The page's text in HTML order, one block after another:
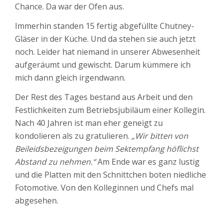
Chance. Da war der Ofen aus.
Immerhin standen 15 fertig abgefüllte Chutney-
Gläser in der Küche. Und da stehen sie auch jetzt
noch. Leider hat niemand in unserer Abwesenheit
aufgeräumt und gewischt. Darum kümmere ich
mich dann gleich irgendwann.
Der Rest des Tages bestand aus Arbeit und den
Festlichkeiten zum Betriebsjubiläum einer Kollegin.
Nach 40 Jahren ist man eher geneigt zu
kondolieren als zu gratulieren. „Wir bitten von
Beileidsbezeigungen beim Sektempfang höflichst
Abstand zu nehmen.“Am Ende war es ganz lustig
und die Platten mit den Schnittchen boten niedliche
Fotomotive. Von den Kolleginnen und Chefs mal
abgesehen.